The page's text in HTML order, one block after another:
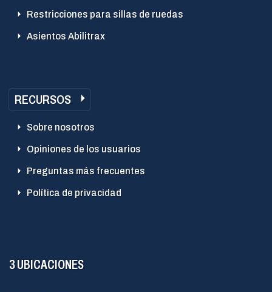
Restricciones para sillas de ruedas
Asientos Abilitrax
RECURSOS
Sobre nosotros
Opiniones de los usuarios
Preguntas más frecuentes
Política de privacidad
3 UBICACIONES